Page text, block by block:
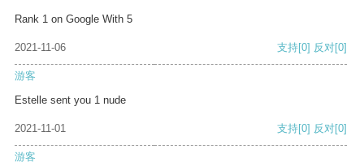
Rank 1 on Google With 5
2021-11-06 支持[0] 反对[0]
游客
Estelle sent you 1 nude
2021-11-01 支持[0] 反对[0]
游客